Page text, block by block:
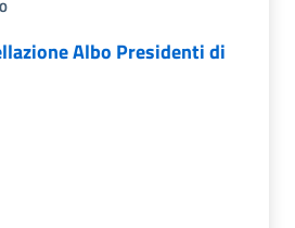
Albo Presidenti di